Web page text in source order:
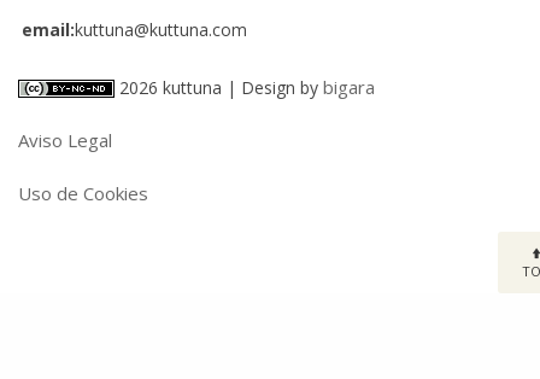
email:kuttuna@kuttuna.com
2026 kuttuna | Design by bigara
Aviso Legal
Uso de Cookies